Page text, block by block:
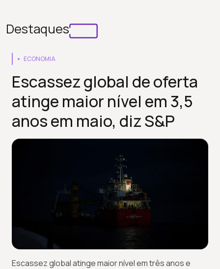
Destaques
ECONOMIA
Escassez global de oferta
atinge maior nível em 3,5
anos em maio, diz S&P
Escassez global atinge maior nível em três anos e